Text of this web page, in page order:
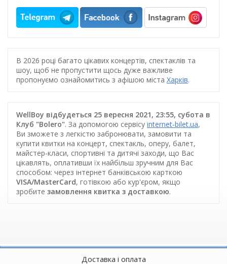
В 2026 році багато цікавих концертів, спектаклів та
шоу, щоб не пропустити щось дуже важливе
пропонуємо ознайомитись з афішою міста Харків.
WellBoy відбудеться 25 вересня 2021, 23:55, субота в
Клуб "Bolero". За допомогою сервісу internet-bilet.ua,
Ви зможете з легкістю забронювати, замовити та
купити квитки на концерт, спектакль, оперу, балет,
майстер-класи, спортивні та дитячі заходи, що Вас
цікавлять, оплативши їх найбільш зручним для Вас
способом: через інтернет банківською карткою
VISA/MasterCard, готівкою або кур'єром, якщо
зробите замовлення квитка з доставкою.
Доставка і оплата